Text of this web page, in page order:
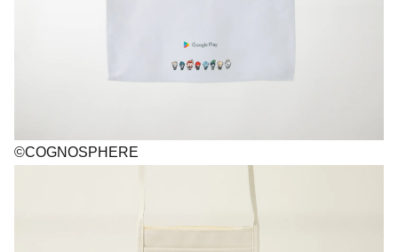
©COGNOSPHERE